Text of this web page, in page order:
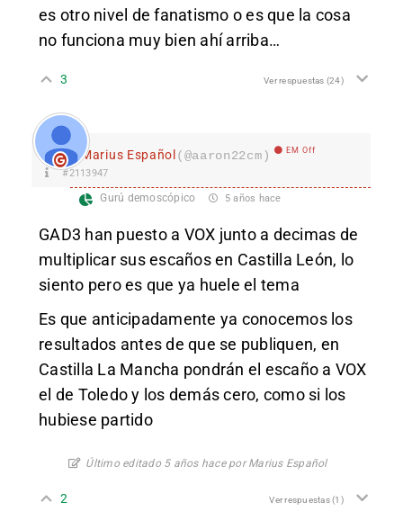
es otro nivel de fanatismo o es que la cosa
no funciona muy bien ahí arriba…
3 Ver respuestas (24)
Marius Español(@aaron22cm) EM Off
#2113947
Gurú demoscópico 5 años hace
GAD3 han puesto a VOX junto a decimas de
multiplicar sus escaños en Castilla León, lo
siento pero es que ya huele el tema
Es que anticipadamente ya conocemos los
resultados antes de que se publiquen, en
Castilla La Mancha pondrán el escaño a VOX
el de Toledo y los demás cero, como si los
hubiese partido
Último editado 5 años hace por Marius Español
2 Ver respuestas(1)